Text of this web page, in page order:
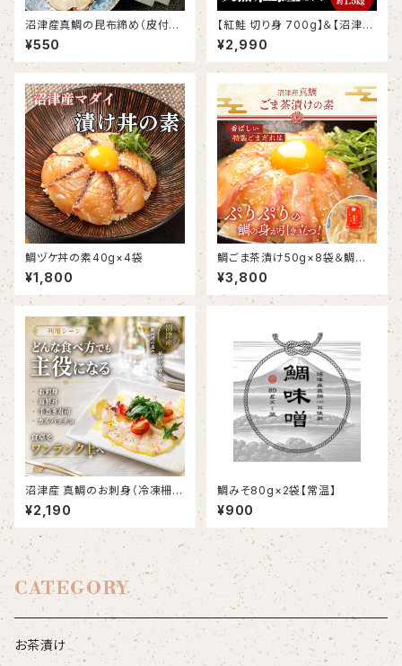
沼津産真鯛の昆布締め（皮付
き 湯引き済み＆スライス済み）
1袋60g
¥550
【紅鮭 切り身 700g】＆【沼津
鯛 カマ 800g】
¥2,990
鯛ヅケ丼の素40g×4袋
¥1,800
鯛ごま茶漬け50g×8袋＆鯛だし
200ml×2袋
¥3,800
沼津産 真鯛のお刺身（冷凍柵）
約130g×2袋
¥2,190
鯛みそ80g×2袋【常温】
¥900
CATEGORY
お茶漬け